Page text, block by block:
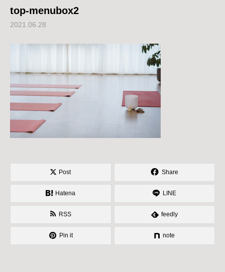
top-menubox2
2021.06.28
Post Share
Hatena LINE
RSS feedly
Pin it note